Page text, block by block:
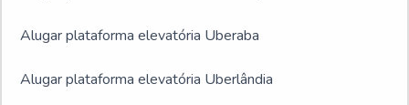
Alugar plataforma elevatória Uberaba
Alugar plataforma elevatória Uberlândia